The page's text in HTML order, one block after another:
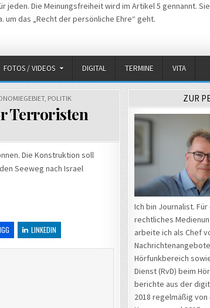
jeden. Die Meinungsfreiheit wird im Artikel 5 gennannt.
das „Recht der persönliche Ehre“ geht.
FOTOS / VIDEOS DIGITAL TERMINE VITA
, POLITIK
Terroristen
Die Konstruktion soll
Seeweg nach Israel
LINKEDIN
ZUR
Ich bin Journalist.
rechtliches
arbeite ich als Chef
Hörfunkbereich
Dienst (RvD) beim
berichte aus der
2018 regelmäßig von